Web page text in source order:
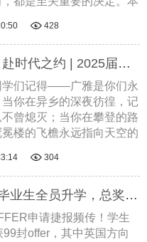
该怎么做。每位同学都应
是最了解自身优势与......
 428
广雅校长寄语：以冠冕之礼，赴时代之约 | 2025届毕业冠冕礼
学们记得——广雅是你们永
你在异乡的深夜彷徨，记
曾熄灭；当你在攀登的路
冕楼的飞檐永远指向天空的
、各位老师、各位家长，
同学们：大家好！此...... 阅
 304
GISA国际艺术高中：2025届毕业生全员升学，总奖学金达430万元！
申请捷报频传！学生
封offer，其中英国方向